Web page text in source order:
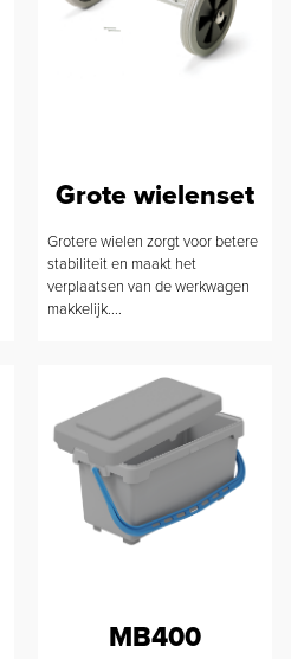
Grote wielenset
Grotere wielen zorgt voor betere
stabiliteit en maakt het
verplaatsen van de werkwagen
makkelijk....
MB400